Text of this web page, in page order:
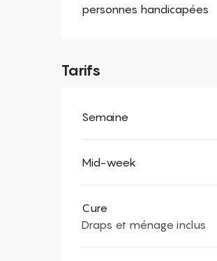
personnes handicapées
Tarifs
Semaine
Mid-week
Cure
Draps et ménage inclus